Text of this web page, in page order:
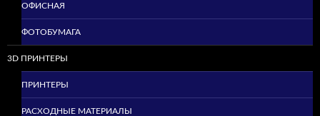
ОФИСНАЯ
ФОТОБУМАГА
3D ПРИНТЕРЫ
ПРИНТЕРЫ
РАСХОДНЫЕ МАТЕРИАЛЫ